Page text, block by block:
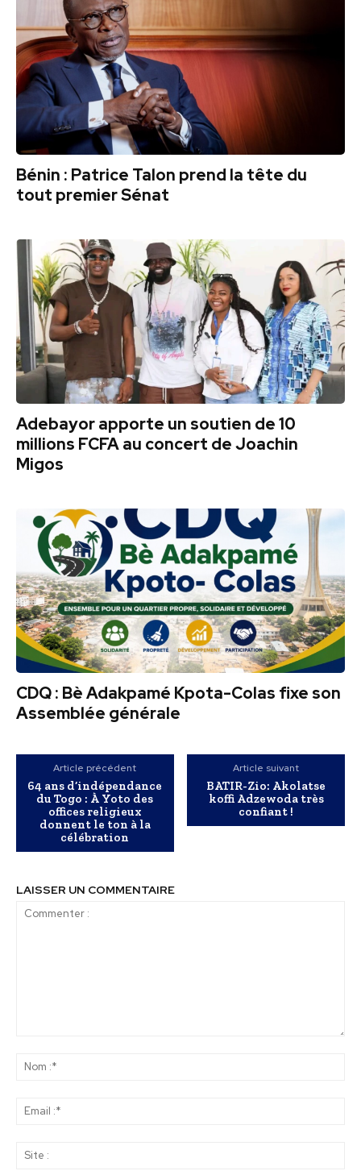
Bénin : Patrice Talon prend la tête du
tout premier Sénat
Adebayor apporte un soutien de 10
millions FCFA au concert de Joachin
Migos
CDQ : Bè Adakpamé Kpota-Colas fixe son
Assemblée générale
Article précédent
64 ans d’indépendance
du Togo : À Yoto des
offices religieux
donnent le ton à la
célébration
Article suivant
BATIR-Zio: Akolatse
koffi Adzewoda très
confiant !
LAISSER UN COMMENTAIRE